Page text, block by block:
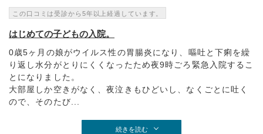
この口コミは受診から5年以上経過しています。
はじめての子どもの入院。
0歳5ヶ月の娘がウイルス性の胃腸炎になり、嘔吐と下痢を繰
り返し水分がとりにくくなったため夜9時ごろ緊急入院するこ
とになりました。
大部屋しか空きがなく、夜泣きもひどいし、なくごとに吐く
ので、そのたび...
続きを読む